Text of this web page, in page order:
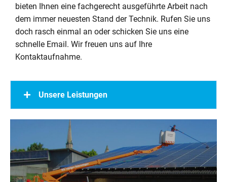
bieten Ihnen eine fachgerecht ausgeführte Arbeit nach
dem immer neuesten Stand der Technik. Rufen Sie uns
doch rasch einmal an oder schicken Sie uns eine
schnelle Email. Wir freuen uns auf Ihre
Kontaktaufnahme.
Unsere Leistungen